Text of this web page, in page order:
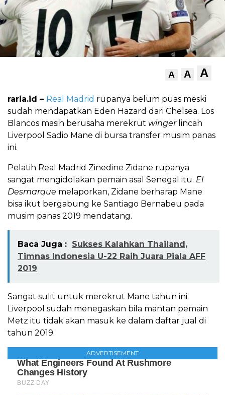
A A A
raria.id – Real Madrid rupanya belum puas meski
sudah mendapatkan Eden Hazard dari Chelsea. Los
Blancos masih berusaha merekrut wingerlincah
Liverpool Sadio Mane di bursa transfer musim panas
ini.
Pelatih Real Madrid Zinedine Zidane rupanya
sangat mengidolakan pemain asal Senegal itu. El
Desmarque melaporkan, Zidane berharap Mane
bisa ikut bergabung ke Santiago Bernabeu pada
musim panas 2019 mendatang.
Baca Juga : Sukses Kalahkan Thailand,
Timnas Indonesia U-22 Raih Juara Piala AFF
2019
Sangat sulit untuk merekrut Mane tahun ini.
Liverpool sudah menegaskan bila mantan pemain
Metz itu tidak akan masuk ke dalam daftar jual di
tahun 2019.
ADVERTISEMENT